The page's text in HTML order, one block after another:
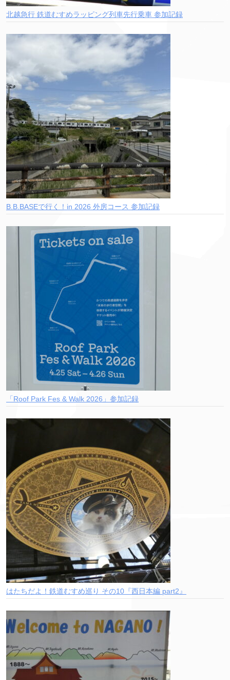
北越急行 鉄道むすめラッピング列車先行乗車 参加記録
B.B.BASEで行く！in 2026 外房コース 参加記録
「Roof Park Fes & Walk 2026」参加記録
はたちだよ！鉄道むすめ巡り その10『西日本編 part2』